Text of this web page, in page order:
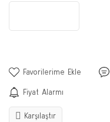
Fiyat Alarmı
Karşılaştır